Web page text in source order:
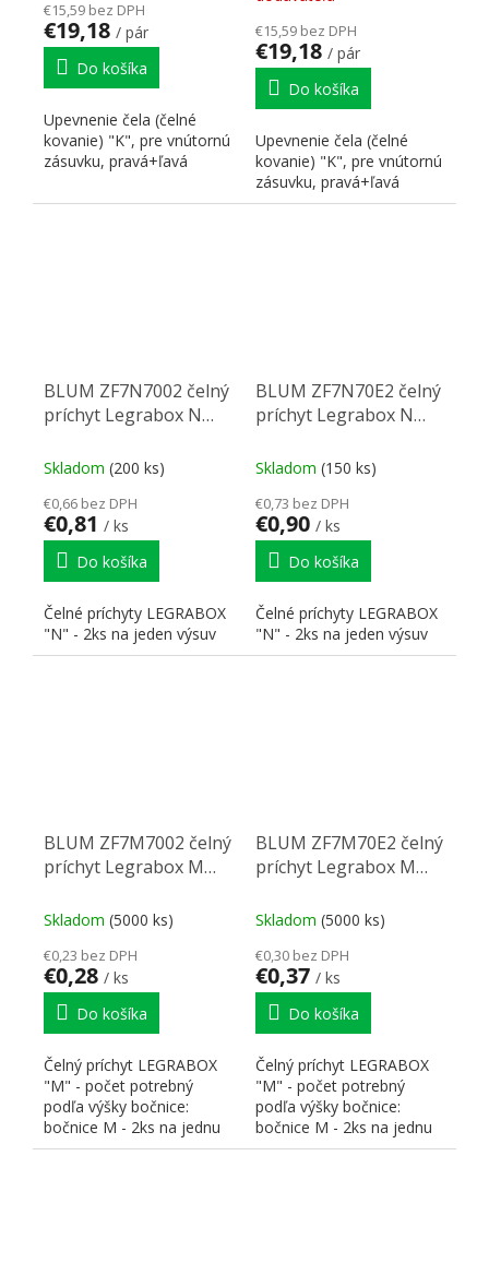
€15,59 bez DPH
€19,18 / pár
Do košíka
Upevnenie čela (čelné
kovanie) "K", pre vnútornú
zásuvku, pravá+ľavá
€15,59 bez DPH
€19,18 / pár
Do košíka
Upevnenie čela (čelné
kovanie) "K", pre vnútornú
zásuvku, pravá+ľavá
BLUM ZF7N7002 čelný
príchyt Legrabox N
Skladom (200 ks)
€0,66 bez DPH
€0,81 / ks
Do košíka
Čelné príchyty LEGRABOX
"N" - 2ks na jeden výsuv
BLUM ZF7N70E2 čelný
príchyt Legrabox N
Skladom (150 ks)
€0,73 bez DPH
€0,90 / ks
Do košíka
Čelné príchyty LEGRABOX
"N" - 2ks na jeden výsuv
BLUM ZF7M7002 čelný
príchyt Legrabox M
Skladom (5000 ks)
€0,23 bez DPH
€0,28 / ks
Do košíka
Čelný príchyt LEGRABOX
"M" - počet potrebný
podľa výšky bočnice:
bočnice M - 2ks na jednu
zásuvku; bočnice C - 4ks
BLUM ZF7M70E2 čelný
príchyt Legrabox M
Skladom (5000 ks)
€0,30 bez DPH
€0,37 / ks
Do košíka
Čelný príchyt LEGRABOX
"M" - počet potrebný
podľa výšky bočnice:
bočnice M - 2ks na jednu
zásuvku; bočnice C - 4ks